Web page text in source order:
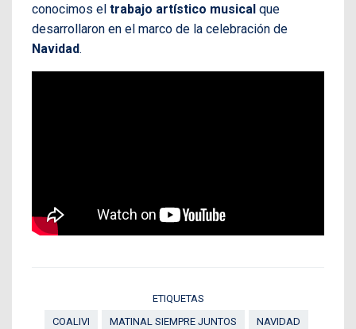
conocimos el trabajo artístico musical que
desarrollaron en el marco de la celebración de
Navidad.
ETIQUETAS
COALIVI
MATINAL SIEMPRE JUNTOS NAVIDAD